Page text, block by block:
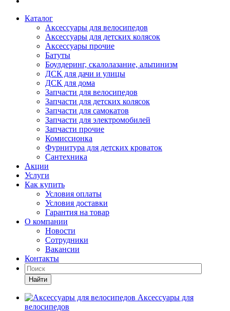
Каталог
Аксессуары для велосипедов
Аксессуары для детских колясок
Аксессуары прочие
Батуты
Боулдеринг, скалолазание, альпинизм
ДСК для дачи и улицы
ДСК для дома
Запчасти для велосипедов
Запчасти для детских колясок
Запчасти для самокатов
Запчасти для электромобилей
Запчасти прочие
Комиссионка
Фурнитура для детских кроваток
Сантехника
Акции
Услуги
Как купить
Условия оплаты
Условия доставки
Гарантия на товар
О компании
Новости
Сотрудники
Вакансии
Контакты
Найти
Аксессуары для
велосипедов